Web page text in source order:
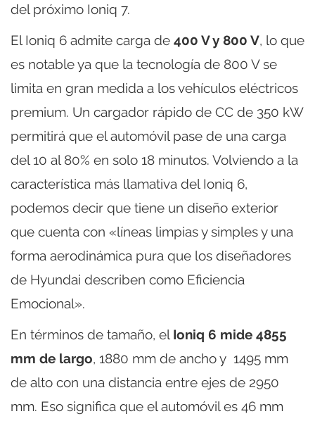
del próximo Ioniq 7.
El Ioniq 6 admite carga de 400 V y 800 V, lo que
es notable ya que la tecnología de 800 V se
limita en gran medida a los vehículos eléctricos
premium. Un cargador rápido de CC de 350 kW
permitirá que el automóvil pase de una carga
del 10 al 80% en solo 18 minutos. Volviendo a la
característica más llamativa del Ioniq 6,
podemos decir que tiene un diseño exterior
que cuenta con «líneas limpias y simples y una
forma aerodinámica pura que los diseñadores
de Hyundai describen como Eficiencia
Emocional».
En términos de tamaño, el Ioniq 6 mide 4855
mm de largo, 1880 mm de ancho y 1495 mm
de alto con una distancia entre ejes de 2950
mm. Eso significa que el automóvil es 46 mm